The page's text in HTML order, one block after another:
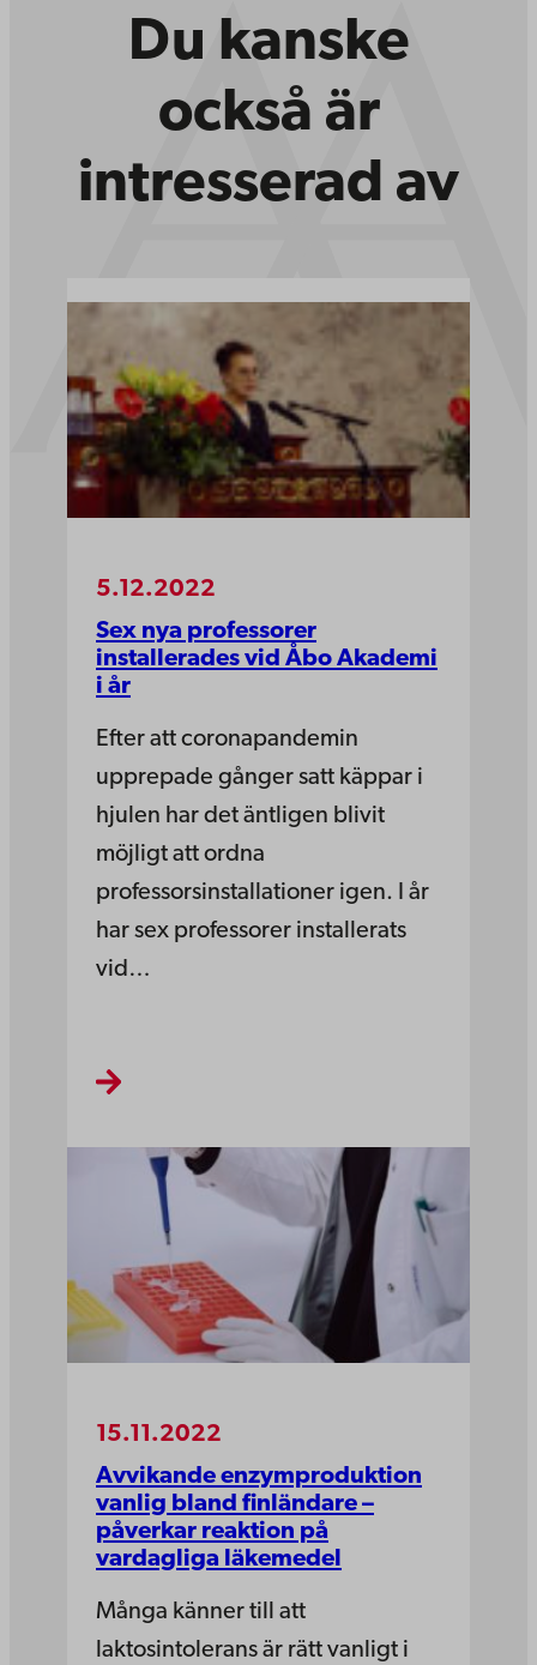
Du kanske
också är
intresserad av
5.12.2022
Sex nya professorer
installerades vid Åbo Akademi
i år
Efter att coronapandemin
upprepade gånger satt käppar i
hjulen har det äntligen blivit
möjligt att ordna
professorsinstallationer igen. I år
har sex professorer installerats
vid…
15.11.2022
Avvikande enzymproduktion
vanlig bland finländare –
påverkar reaktion på
vardagliga läkemedel
Många känner till att
laktosintolerans är rätt vanligt i